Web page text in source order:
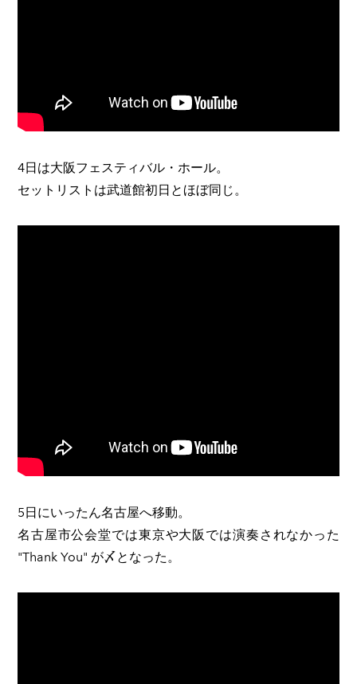
​4日は大阪フェスティバル・ホール。
セットリストは武道館初日とほぼ同じ。
5日にいったん名古屋へ移動。
名古屋市公会堂では東京や大阪では演奏されなかった
"Thank You" が〆となった。